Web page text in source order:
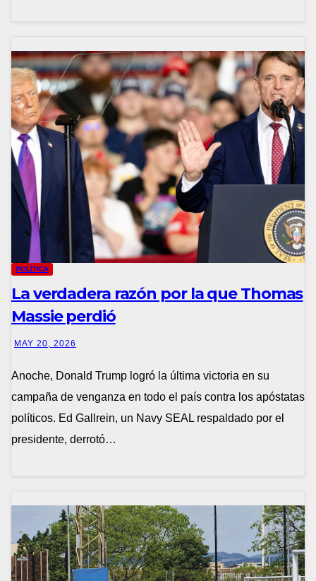
POLÍTICA
La verdadera razón por la que Thomas
Massie perdió
MAY 20, 2026
Anoche, Donald Trump logró la última victoria en su
campaña de venganza en todo el país contra los apóstatas
políticos. Ed Gallrein, un Navy SEAL respaldado por el
presidente, derrotó…